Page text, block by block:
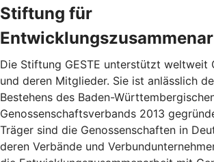
Stiftung für
Die Stiftung GESTE unterstützt weltweit
und deren Mitglieder. Sie ist anlässlich
Bestehens des Baden-
Genossenschaftsverbands 2013
Träger sind die Genossenschaften in
deren Verbände und